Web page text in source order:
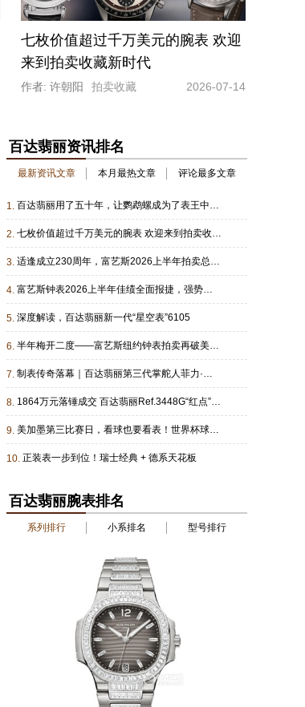
七枚价值超过千万美元的腕表 欢迎
来到拍卖收藏新时代
作者: 许朝阳 拍卖收藏 2026-07-14
百达翡丽资讯排名
最新资讯文章 本月最热文章 评论最多文章
1. 百达翡丽用了五十年，让鹦鹉螺成为了表王中的表王
2. 七枚价值超过千万美元的腕表 欢迎来到拍卖收藏新时代
3. 适逢成立230周年，富艺斯2026上半年拍卖总成交额逾5.07亿美元，全球成交率达90%，斩获多项世界拍卖纪录
4. 富艺斯钟表2026上半年佳绩全面报捷，强势领衔全球拍卖市场
5. 深度解读，百达翡丽新一代“星空表”6105
6. 半年梅开二度——富艺斯纽约钟表拍卖再破美国钟表拍卖历史 最高成交总额纪录
7. 制表传奇落幕｜百达翡丽第三代掌舵人菲力·斯登辞世
8. 1864万元落锤成交 百达翡丽Ref.3448G“红点”腕表领衔佳士得拍卖会
9. 美加墨第三比赛日，看球也要看表！世界杯球员腕表图鉴第一篇
10. 正装表一步到位！瑞士经典 + 德系天花板
百达翡丽腕表排名
系列排行 小系排名 型号排行